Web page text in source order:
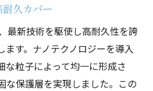
る！革新のコーティング技術
ィングがもたらす新常識
コーティングの概念
久カバー
最新技術を駆使し高耐久性を誇
ます。ナノテクノロジーを導入
な粒子によって均一に形成さ
な保護層を実現しました。この